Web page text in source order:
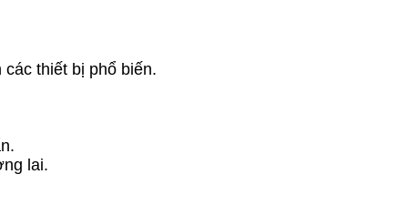
thiết bị phổ biến.
lai.